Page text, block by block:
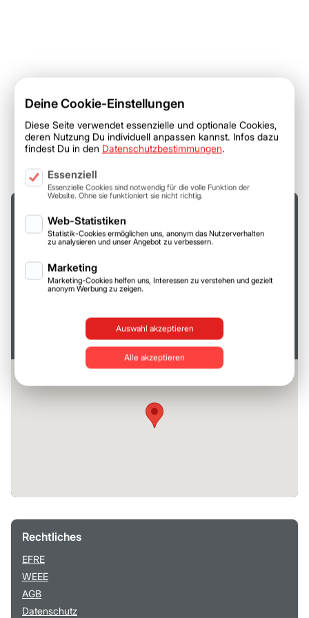
Gewerbestraße 87
98669 Veilsdorf
Telefon: +49 (0) 36 85 41 91-50
Telefax: +49 (0) 36 85 41 91-599
E-Mail: info@elschukom.com
int. Vertretungen
Rechtliches
EFRE
WEEE
AGB
Datenschutz
Deine Cookie-Einstellungen
Diese Seite verwendet essenzielle und optionale Cookies,
deren Nutzung Du individuell anpassen kannst. Infos dazu
findest Du in den Datenschutzbestimmungen.
Essenziell
Essenzielle Cookies sind notwendig für die volle Funktion der
Website. Ohne sie funktioniert sie nicht richtig.
Web-Statistiken
Statistik-Cookies ermöglichen uns, anonym das Nutzerverhalten
zu analysieren und unser Angebot zu verbessern.
Marketing
Marketing-Cookies helfen uns, Interessen zu verstehen und gezielt
anonym Werbung zu zeigen.
Auswahl akzeptieren
Alle akzeptieren